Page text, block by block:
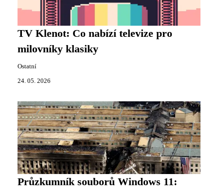
TV Klenot: Co nabízí televize pro
milovníky klasiky
Ostatní
24. 05. 2026
Průzkumník souborů Windows 11: